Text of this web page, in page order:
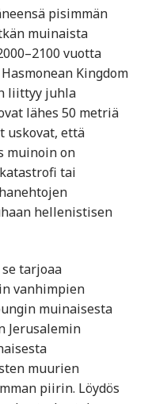
pisimmän
muinaista
vuotta
Kingdom
liittyy juhla
lähes 50 metriä
uskovat, että
muinoin on
tai
hellenistisen
tarjoaa
vanhimpien
muinaisesta
Jerusalemin
muurien
piirin. Löydös